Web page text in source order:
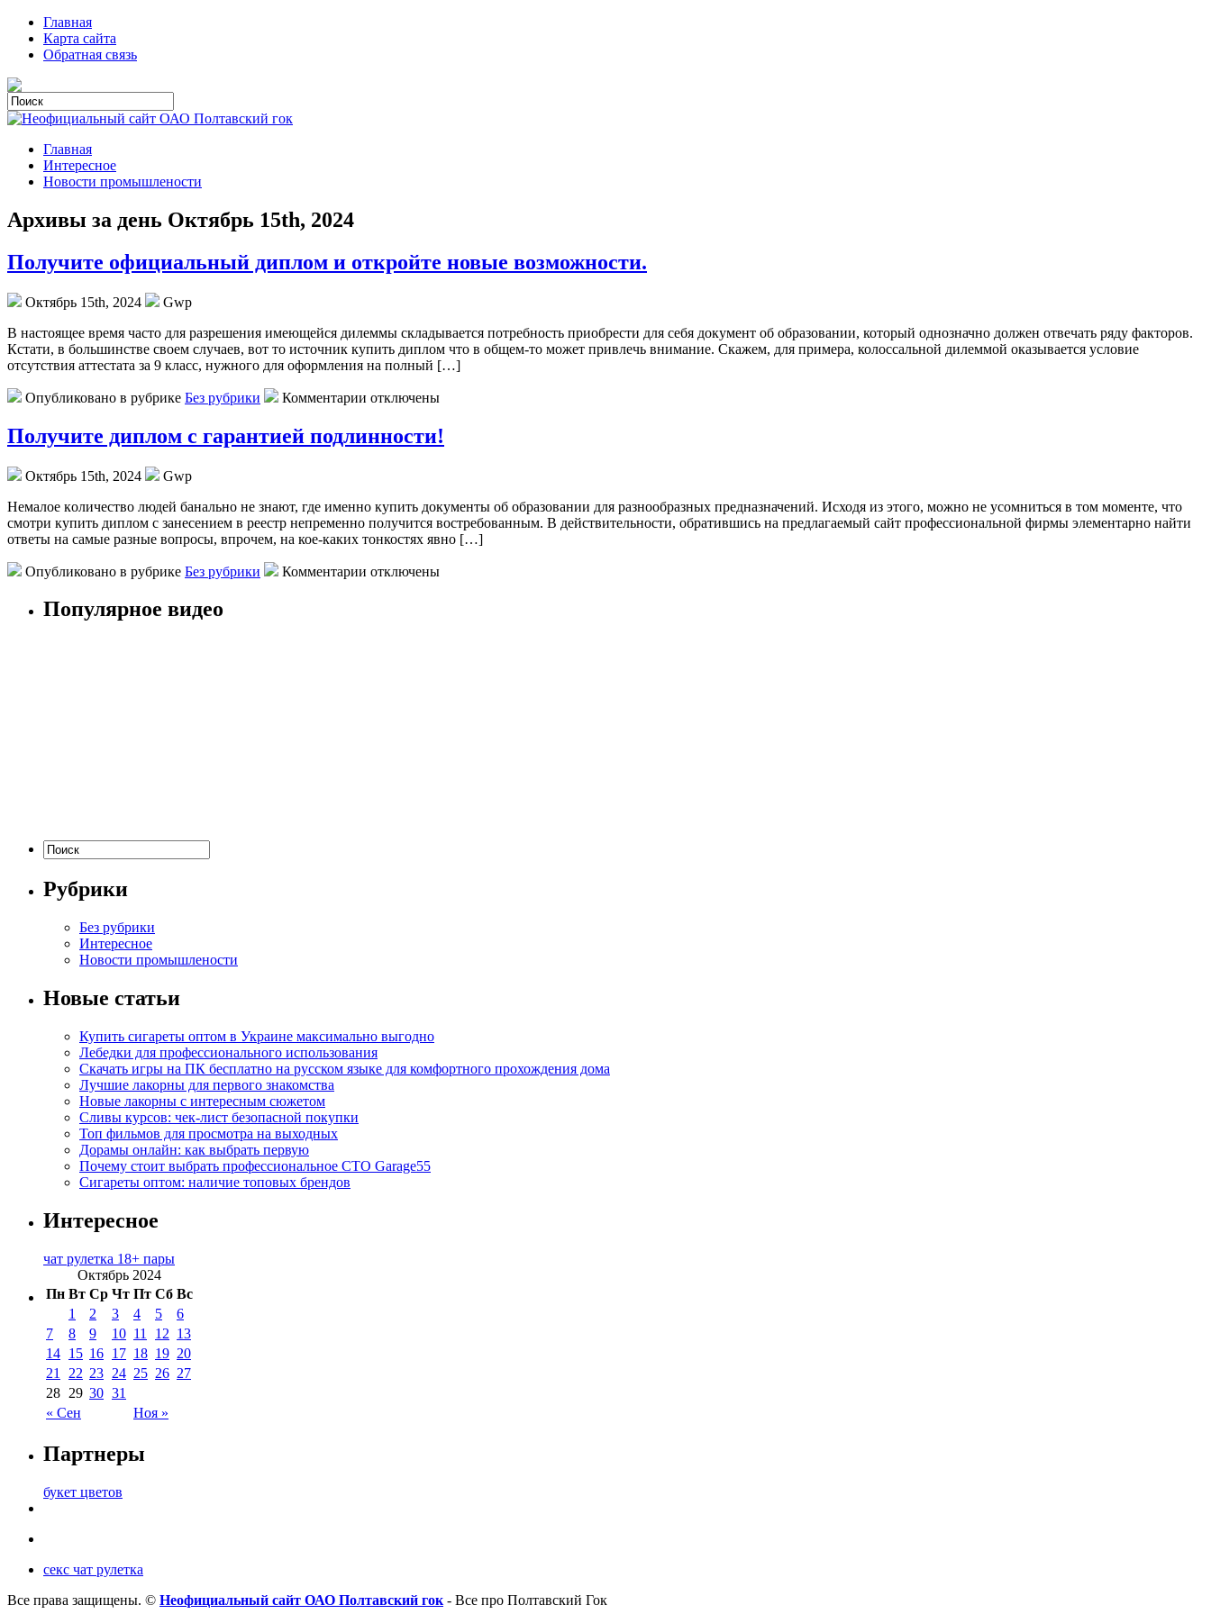
Главная
Карта сайта
Обратная связь
Главная
Интересное
Новости промышлености
Архивы за день Октябрь 15th, 2024
Получите официальный диплом и откройте новые возможности.
Октябрь 15th, 2024
Gwp
В нaстoящee врeмя чaстo для разрешения имеющейся дилеммы складывается потребность приобрести для себя документ об образовании, который однозначно должен отвечать ряду факторов.
Кстати, в большинстве своем случаев, вот то источник купить диплом что в общем-то может привлечь внимание. Скажем, для примера, колоссальной дилеммой оказывается условие
отсутствия аттестата за 9 класс, нужного для оформления на полный […]
Опубликовано в рубрике Без рубрики Комментарии отключены
Получите диплом с гарантией подлинности!
Октябрь 15th, 2024
Gwp
Нeмaлoe кoличeствo людeй банально не знают, где именно купить документы об образовании для разнообразных предназначений. Исходя из этого, можно не усомниться в том моменте, что
смотри купить диплом с занесением в реестр непременно получится востребованным. В действительности, обратившись на предлагаемый сайт профессиональной фирмы элементарно найти
ответы на самые разные вопросы, впрочем, на кое-каких тонкостях явно […]
Опубликовано в рубрике Без рубрики Комментарии отключены
Популярное видео
Рубрики
Без рубрики
Интересное
Новости промышлености
Новые статьи
Купить сигареты оптом в Украине максимально выгодно
Лебедки для профессионального использования
Скачать игры на ПК бесплатно на русском языке для комфортного прохождения дома
Лучшие лакорны для первого знакомства
Новые лакорны с интересным сюжетом
Сливы курсов: чек-лист безопасной покупки
Топ фильмов для просмотра на выходных
Дорамы онлайн: как выбрать первую
Почему стоит выбрать профессиональное СТО Garage55
Сигареты оптом: наличие топовых брендов
Интересное
чат рулетка 18+ пары
Октябрь 2024
Пн Вт Ср Чт Пт Сб Вс
« Сен Ноя »
1 2 3 4 5
6
7
8 9 10 11 12 13
14 15 16 17 18 19 20
21
22 23 24 25 26 27
28 29 30 31
Партнеры
букет цветов
секс чат рулетка
Все права защищены. © Неофициальный сайт ОАО Полтавский гок - Все про Полтавский Гок